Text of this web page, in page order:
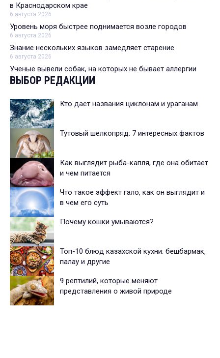
в Краснодарском крае
6 августа 2026
Уровень моря быстрее поднимается возле городов
6 августа 2026
Знание нескольких языков замедляет старение
6 августа 2026
Ученые вывели собак, на которых не бывает аллергии
ВЫБОР РЕДАКЦИИ
Кто дает названия циклонам и ураганам
Тутовый шелкопряд: 7 интересных фактов
Как выглядит рыба-капля, где она обитает
и чем питается
Что такое эффект гало, как он выглядит и
в чем его суть
Почему кошки умываются?
Топ-10 блюд казахской кухни: бешбармак,
палау и другие
9 рептилий, которые меняют
представления о живой природе